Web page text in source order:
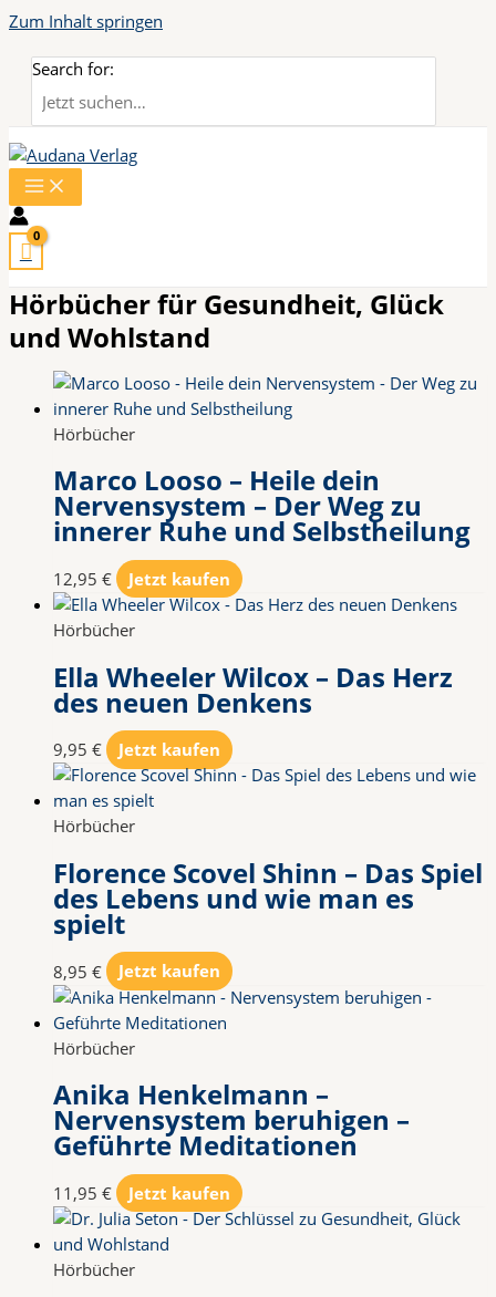
Zum Inhalt springen
Search for:
Hörbücher für Gesundheit, Glück
und Wohlstand
Hörbücher
Marco Looso – Heile dein
Nervensystem – Der Weg zu
innerer Ruhe und Selbstheilung
12,95 € Jetzt kaufen
Hörbücher
Ella Wheeler Wilcox – Das Herz
des neuen Denkens
9,95 € Jetzt kaufen
Hörbücher
Florence Scovel Shinn – Das Spiel
des Lebens und wie man es
spielt
8,95 € Jetzt kaufen
Hörbücher
Anika Henkelmann –
Nervensystem beruhigen –
Geführte Meditationen
11,95 € Jetzt kaufen
Hörbücher